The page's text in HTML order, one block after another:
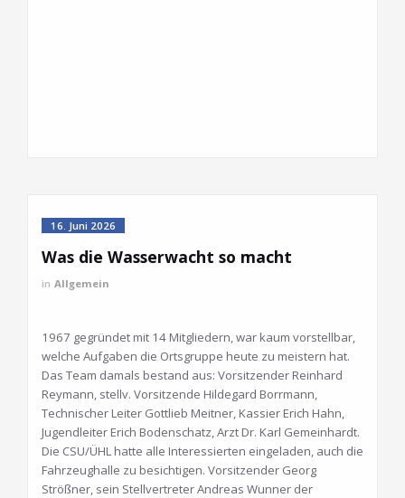
16. Juni 2026
Was die Wasserwacht so macht
in Allgemein
1967 gegründet mit 14 Mitgliedern, war kaum vorstellbar,
welche Aufgaben die Ortsgruppe heute zu meistern hat.
Das Team damals bestand aus: Vorsitzender Reinhard
Reymann, stellv. Vorsitzende Hildegard Borrmann,
Technischer Leiter Gottlieb Meitner, Kassier Erich Hahn,
Jugendleiter Erich Bodenschatz, Arzt Dr. Karl Gemeinhardt.
Die CSU/ÜHL hatte alle Interessierten eingeladen, auch die
Fahrzeughalle zu besichtigen. Vorsitzender Georg
Strößner, sein Stellvertreter Andreas Wunner der